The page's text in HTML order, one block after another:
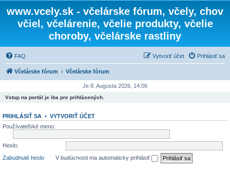
www.vcely.sk - včelárske fórum, včely, chov
včiel, včelárenie, včelie produkty, včelie
choroby, včelárske rastliny
FAQ Prihlásiť sa
Vytvoriť účet
Včelárske fórum Včelárske fórum
Je 8. Augusta 2026, 14:06
Vstup na portál je iba pre prihlásených.
PRIHLÁSIŤ SA • VYTVORIŤ ÚČET
Používateľské meno:
Heslo:
Zabudnuté heslo
V budúcnosti ma automaticky prihlásiť